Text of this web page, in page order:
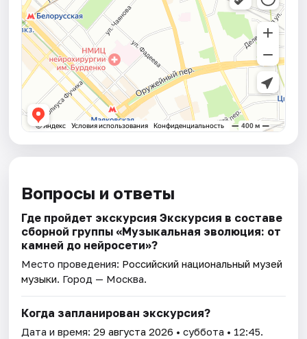
Вопросы и ответы
Где пройдет экскурсия Экскурсия в составе
сборной группы «Музыкальная эволюция: от
камней до нейросeти»?
Место проведения: Российский национальный музей
музыки. Город — Москва.
Когда запланирован экскурсия?
Дата и время:29 августа 2026 • суббота • 12:45.